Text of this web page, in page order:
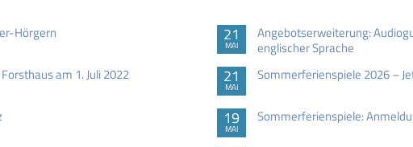
Hörgern
am 1. Juli 2022
21
MAI
Angebotserweiterung:
englischer Sprache
21
MAI
Sommerferienspiele 2026 –
19
MAI
Sommerferienspiele: